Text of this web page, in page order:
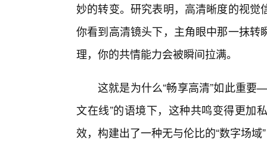
妙的转变。研究表明，高清晰度的视
你看到高清镜头下，主角眼中那一抹
理，你的共情能力会被瞬间拉满。
这就是为什么“畅享高清”如此重
文在线”的语境下，这种共鸣变得更加
效，构建出了一种无与伦比的“数字场